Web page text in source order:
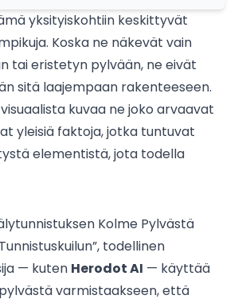
yksityiskohtiin keskittyvät
Koska ne näkevät vain
tai eristetyn pylvään, ne eivät
sitä laajempaan rakenteeseen.
kuvaa ne joko arvaavat
yleisiä faktoja, jotka tuntuvat
elementistä, jota todella
Kolme Pylvästä
todellinen
— kuten Herodot AI — käyttää
varmistaakseen, että